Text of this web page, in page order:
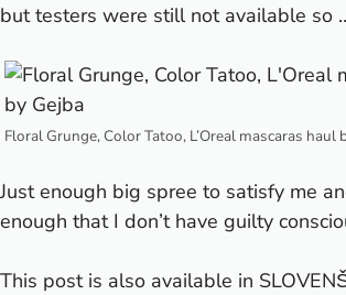
but testers were still not available so
Floral Grunge, Color Tatoo, L’Oreal mascaras haul
Just enough big spree to satisfy me
enough that I don’t have guilty
This post is also available in